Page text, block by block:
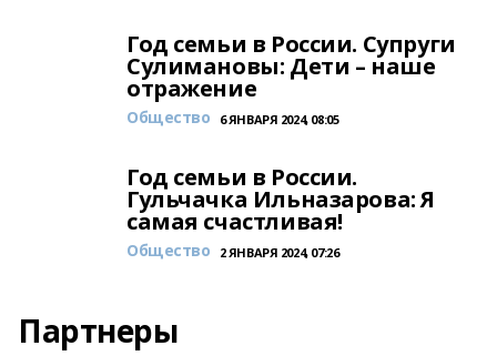
Год семьи в России. Супруги
Сулимановы: Дети – наше
отражение
Общество 6 ЯНВАРЯ 2024, 08:05
Год семьи в России.
Гульчачка Ильназарова: Я
самая счастливая!
Общество 2 ЯНВАРЯ 2024, 07:26
Партнеры